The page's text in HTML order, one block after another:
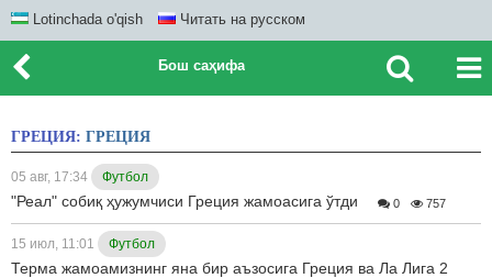
Lotinchada o'qish Читать на русском
Бош саҳифа
ГРЕЦИЯ: ГРЕЦИЯ
05 авг, 17:34 Футбол
"Реал" собиқ ҳужумчиси Греция жамоасига ўтди 0 757
15 июл, 11:01 Футбол
Терма жамоамизнинг яна бир аъзосига Греция ва Ла Лига 2